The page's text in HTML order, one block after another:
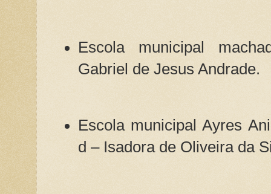
Escola municipal
Gabriel de Jesus Andrade.
Escola municipal Ayres
d – Isadora de Oliveira da